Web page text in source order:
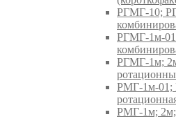
РГМГ-10;
РГМГ-1м-
РГМГ-1м;
РМГ-1м-01;
РМГ-1м; 2м;